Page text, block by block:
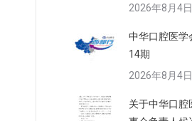
2026年8月4日
中华口腔医学
14期
2026年8月4日
关于中华口腔